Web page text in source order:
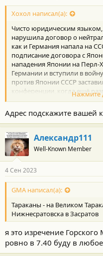
Хохол написал(а):
Чисто юридическим языком,
нарушила договор о
как и Германия напала на
подписание договора с
нападения Японии на
Германии и вступили в
против Японии СССР
конференции, когда ещё
было и воевать с Японией
минимум год после победы
в войну с Японией.
Зы: Японцам союзники
тоже в списке победителей,
Ялтинской договоренности
Курильские острова.
не имею. 3 сентября ещё
в РФ тоже с 2020 года введён.
Нажмите
Адрес подскажите вашей
Александр111
Well-Known Member
4 Сен 2023
GMA написал(а):
Тараканы - на Великом
Нижнесратовска в Засратов
я это изречение
ровно в 7.40 буду в любое